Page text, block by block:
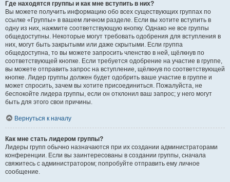
Где находятся группы и как мне вступить в них?
Вы можете получить информацию обо всех существующих группах по
ссылке «Группы» в вашем личном разделе. Если вы хотите вступить в
одну из них, нажмите соответствующую кнопку. Однако не все группы
общедоступны. Некоторые могут требовать одобрения для вступления в
них, могут быть закрытыми или даже скрытыми. Если группа
общедоступна, то вы можете запросить членство в ней, щёлкнув по
соответствующей кнопке. Если требуется одобрение на участие в группе,
вы можете отправить запрос на вступление, щёлкнув по соответствующей
кнопке. Лидер группы должен будет одобрить ваше участие в группе и
может спросить, зачем вы хотите присоединиться. Пожалуйста, не
беспокойте лидера группы, если он отклонил ваш запрос; у него могут
быть для этого свои причины.
Вернуться к началу
Как мне стать лидером группы?
Лидеры групп обычно назначаются при их создании администраторами
конференции. Если вы заинтересованы в создании группы, сначала
свяжитесь с администратором; попробуйте отправить ему личное
сообщение.